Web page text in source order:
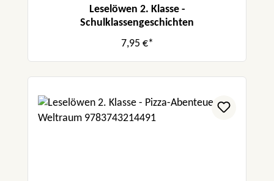
Leselöwen 2. Klasse -
Schulklassengeschichten
7,95 €*